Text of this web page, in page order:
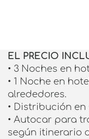
EL PRECIO
• 3 Noches en
• 1 Noche en
alrededores.
• Distribución
• Autocar para
según itinerario